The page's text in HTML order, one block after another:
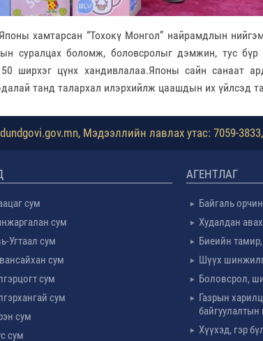
хамтарсан “Тохокү Монгол” найрамдлын
суралцах боломж, боловсролыг дэмжин, тус
ширхэг цүнх хандивлалаа.Японы сайн санаат
танд талархал илэрхийлж цаашдын их үйлсэд
Мэдээллийн лавлах утас: 7059-
сум
сум
Угтаал сум
сум
сум
сум
сум
сум
АГЕНТЛАГ
Байгаль
Худалдан
Биеийн
Шүүх
Боловсрол,
Газрын
байгуулалтын
Хүүхэд, гэр